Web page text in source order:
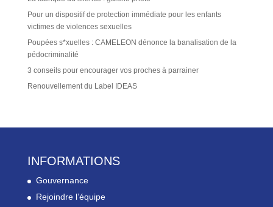
Pour un dispositif de protection immédiate pour les enfants
victimes de violences sexuelles
Poupées s*xuelles : CAMELEON dénonce la banalisation de la
pédocriminalité
3 conseils pour encourager vos proches à parrainer
Renouvellement du Label IDEAS
INFORMATIONS
Gouvernance
Rejoindre l’équipe